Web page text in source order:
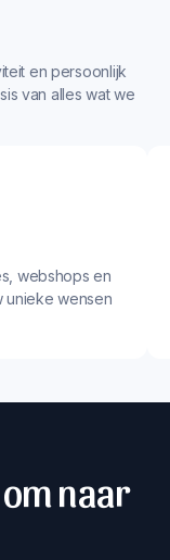
en persoonlijk
van alles wat we
webshops en
unieke wensen
naar